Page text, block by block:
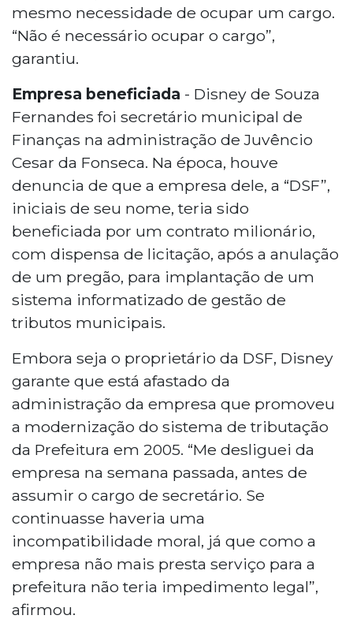
mesmo necessidade de ocupar um cargo.
“Não é necessário ocupar o cargo”,
garantiu.
Empresa beneficiada - Disney de Souza
Fernandes foi secretário municipal de
Finanças na administração de Juvêncio
Cesar da Fonseca. Na época, houve
denuncia de que a empresa dele, a “DSF”,
iniciais de seu nome, teria sido
beneficiada por um contrato milionário,
com dispensa de licitação, após a anulação
de um pregão, para implantação de um
sistema informatizado de gestão de
tributos municipais.
Embora seja o proprietário da DSF, Disney
garante que está afastado da
administração da empresa que promoveu
a modernização do sistema de tributação
da Prefeitura em 2005. “Me desliguei da
empresa na semana passada, antes de
assumir o cargo de secretário. Se
continuasse haveria uma
incompatibilidade moral, já que como a
empresa não mais presta serviço para a
prefeitura não teria impedimento legal”,
afirmou.